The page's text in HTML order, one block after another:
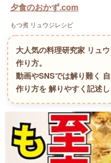
夕食のおかず.com
もつ煮 リュウジレシピ
大人気の料理研究家 リュ
作り方。
動画やSNSでは解り難く
作り方を 解りやすく記述し